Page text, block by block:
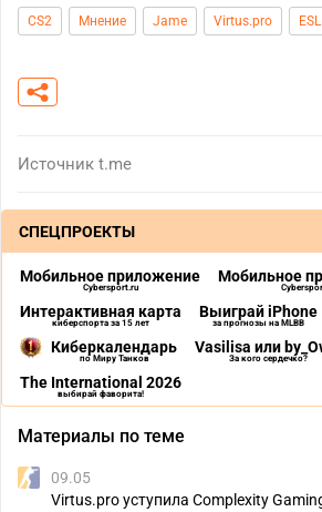
CS2 Мнение Jame Virtus.pro
Источник t.me
СПЕЦПРОЕКТЫ
Мобильное приложение
Cybersport.ru
Мобильное
Интерактивная карта
киберспорта за 15 лет
Выиграй iPhone
за прогнозы на MLBB
Киберкалендарь
по Миру Танков
Vasilisa или
За кого сердечко?
The International 2026
выбирай фаворита!
Материалы по теме
09.05
Virtus.pro уступила Complexity